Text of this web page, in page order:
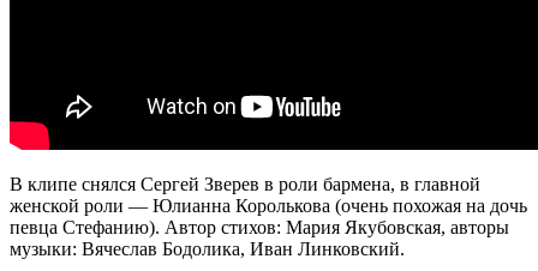
В клипе снялся Сергей Зверев в роли бармена, в главной
женской роли — Юлианна Королькова (очень похожая на дочь
певца Стефанию). Автор стихов: Мария Якубовская, авторы
музыки: Вячеслав Бодолика, Иван Линковский.